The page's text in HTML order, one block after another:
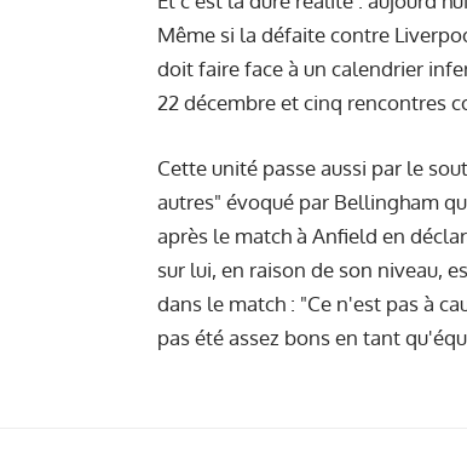
Même si la défaite contre
doit faire face à un calendrier
22 décembre et cinq rencontres
Cette unité passe aussi par le
autres" évoqué par Bellingham
après le match à Anfield en
sur lui, en raison de son niveau,
dans le match : "Ce n'est pas à
pas été assez bons en tant